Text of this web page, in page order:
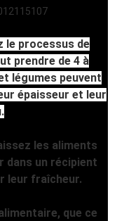
le processus de
prendre de 4 à
légumes peuvent
épaisseur et leur
les aliments
dans un récipient
leur fraîcheur.
que ce